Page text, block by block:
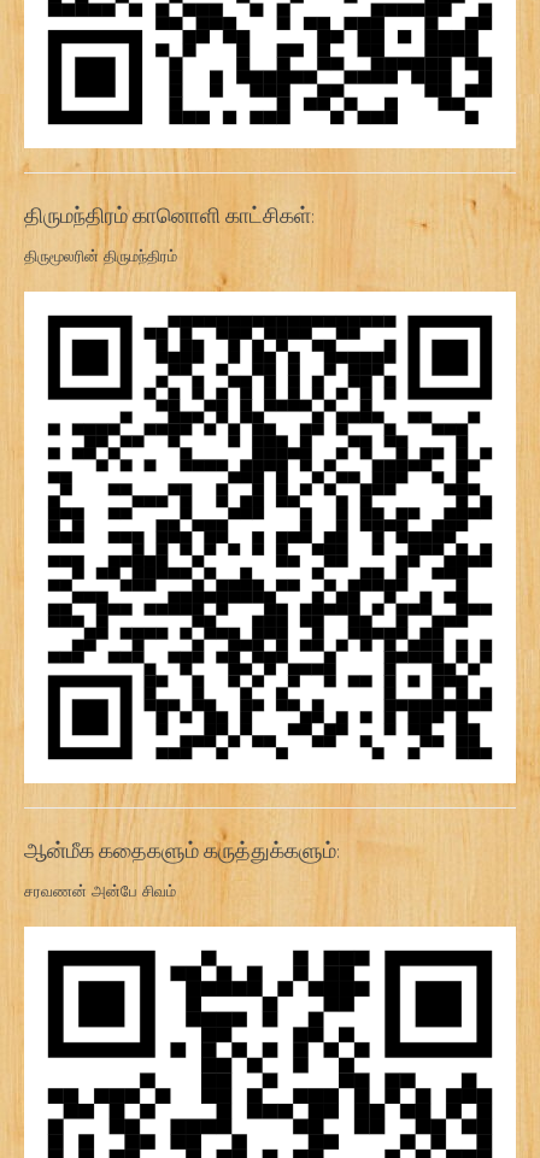
திருமந்திரம் கானொளி காட்சிகள்:
திருமூலரின் திருமந்திரம்
ஆன்மீக கதைகளும் கருத்துக்களும்:
சரவணன் அன்பே சிவம்